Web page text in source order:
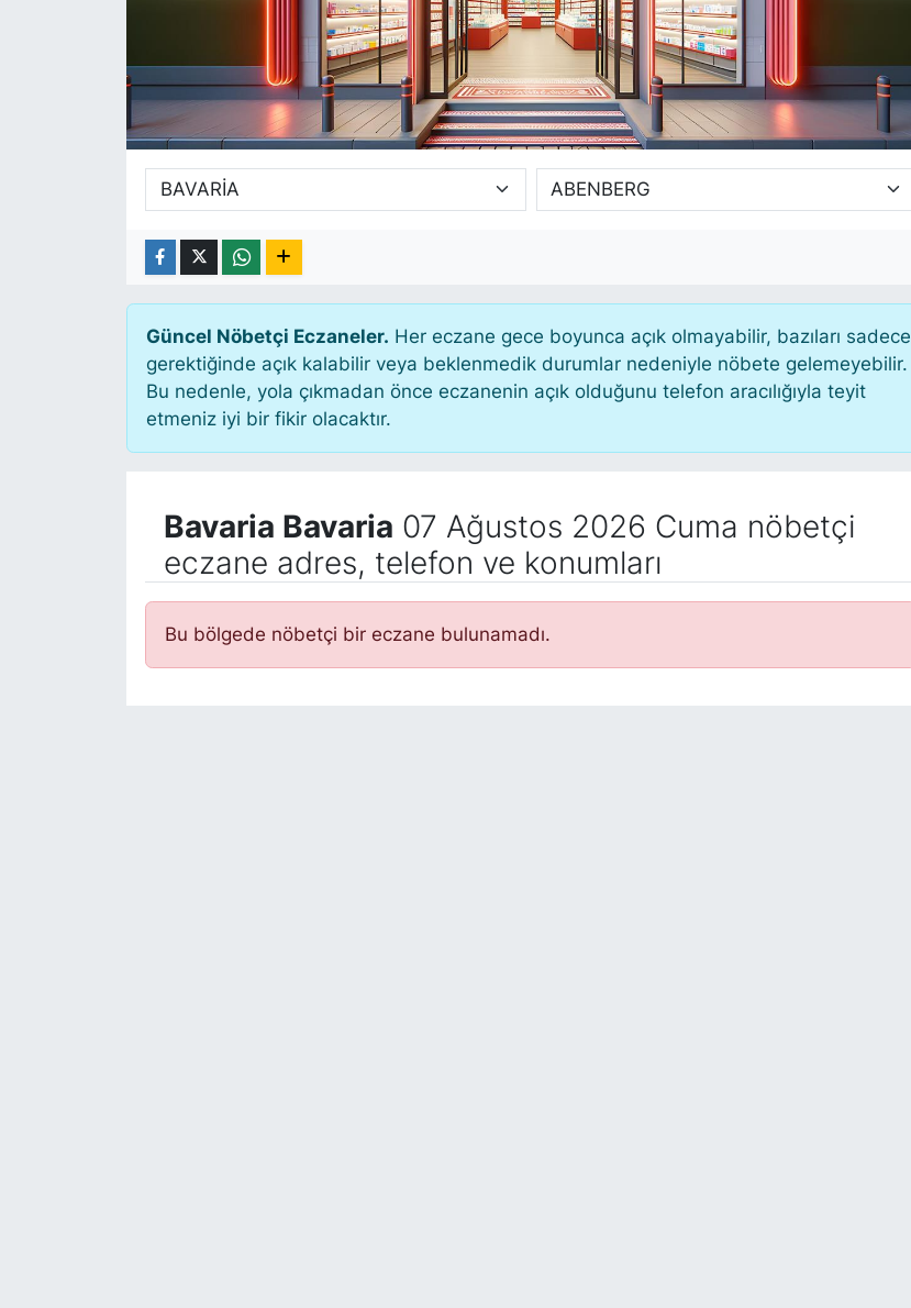
Güncel Nöbetçi Eczaneler. Her eczane gece boyunca açık olmayabilir, bazıları sadece
gerektiğinde açık kalabilir veya beklenmedik durumlar nedeniyle nöbete gelemeyebilir.
Bu nedenle, yola çıkmadan önce eczanenin açık olduğunu telefon aracılığıyla teyit
etmeniz iyi bir fikir olacaktır.
Bavaria Bavaria 07 Ağustos 2026 Cuma nöbetçi
eczane adres, telefon ve konumları
Bu bölgede nöbetçi bir eczane bulunamadı.
SAĞLIK